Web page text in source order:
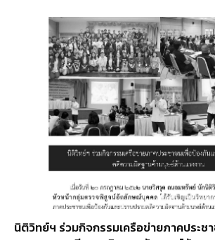
เนื่องในโอกาสมหามงคลวันเฉลิมพระชนม
กรกฎาคม ๒๕๖๒
นิติวิทย์ฯ ร่วมกิจกรรมเครือข่ายภาคประชา